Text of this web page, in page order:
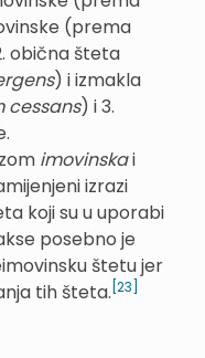
(prema
obična šteta
) i izmakla
cessans) i 3.
imovinskai
izrazi
koji su u uporabi
posebno je
štetu jer
tih šteta. [23]